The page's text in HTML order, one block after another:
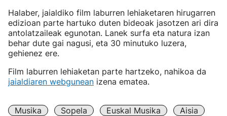
Halaber, jaialdiko film laburren lehiaketaren hirugarren
edizioan parte hartuko duten bideoak jasotzen ari dira
antolatzaileak egunotan. Lanek surfa eta natura izan
behar dute gai nagusi, eta 30 minutuko luzera,
gehienez ere.
Film laburren lehiaketan parte hartzeko, nahikoa da
jaialdiaren webgunean izena ematea.
Musika Sopela Euskal Musika
Aisia